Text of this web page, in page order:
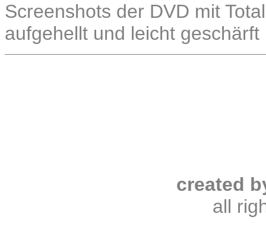
Screenshots der DVD mit
aufgehellt und leicht
created
all